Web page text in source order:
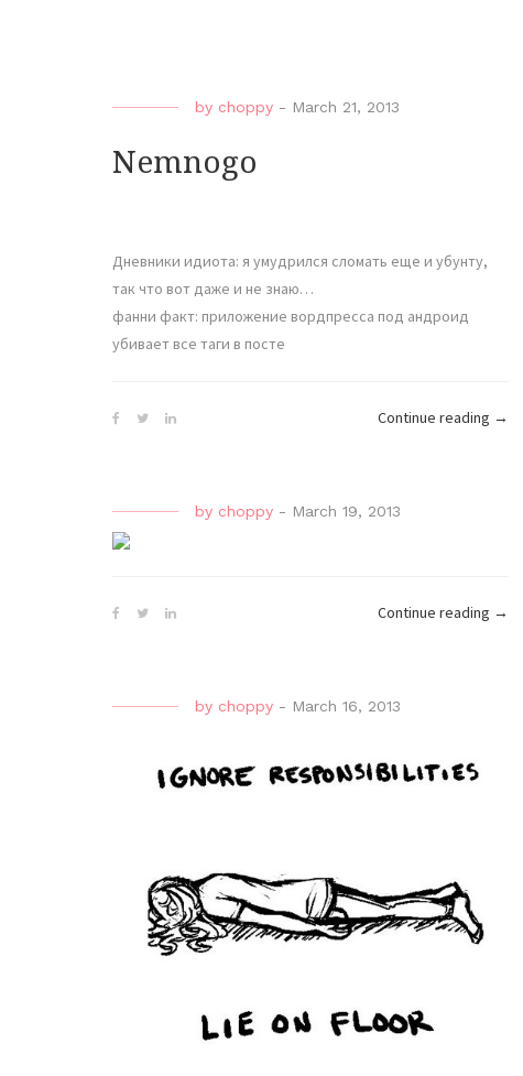
by choppy - March 21, 2013
Nemnogo
Дневники идиота: я умудрился сломать еще и убунту,
так что вот даже и не знаю…
фанни факт: приложение вордпресса под андроид
убивает все таги в посте
Continue reading →
by choppy - March 19, 2013
Continue reading →
by choppy - March 16, 2013